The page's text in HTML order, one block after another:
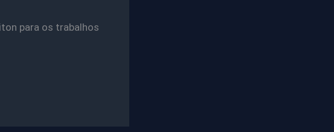
para os trabalhos